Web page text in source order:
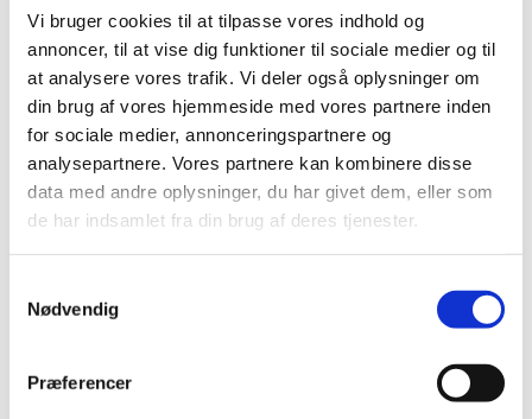
Vi bruger cookies til at tilpasse vores indhold og
annoncer, til at vise dig funktioner til sociale medier og til
at analysere vores trafik. Vi deler også oplysninger om
din brug af vores hjemmeside med vores partnere inden
for sociale medier, annonceringspartnere og
analysepartnere. Vores partnere kan kombinere disse
data med andre oplysninger, du har givet dem, eller som
de har indsamlet fra din brug af deres tjenester.
Nødvendig
Præferencer
|4. februar 2020|
Leveringsvanskeligheder på Cordarone (amiodaron)
injektionsvæske, opløsning 50 mg/ml
DHPC: Ecalta
|4. februar 2020|
Ecalta 100 mg pulver til koncentrat til infusionsvæske,
opløsning (anidulafungin): Infusionsvæske må ikke
Alle (2506)
2026 (84)